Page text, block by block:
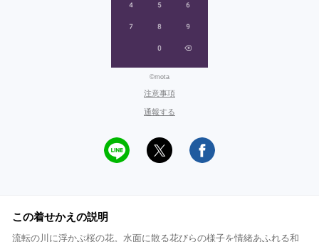
©mota
注意事項
通報する
この着せかえの説明
流転の川に浮かぶ桜の花。水面に散る花びらの様子を情緒あふれる和